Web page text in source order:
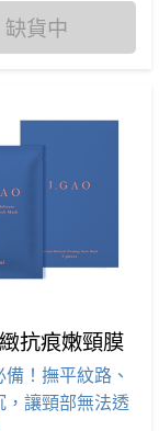
缺貨中
抗痕嫩頸膜
！撫平紋路、
，讓頸部無法透